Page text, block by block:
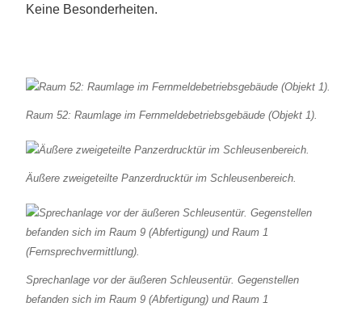
Keine Besonderheiten.
Raum 52: Raumlage im Fernmeldebetriebsgebäude (Objekt 1).
Äußere zweigeteilte Panzerdrucktür im Schleusenbereich.
Sprechanlage vor der äußeren Schleusentür. Gegenstellen
befanden sich im Raum 9 (Abfertigung) und Raum 1